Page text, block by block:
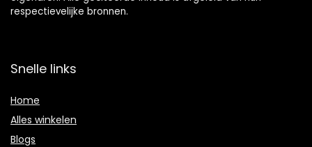
respectievelijke bronnen.
Snelle links
Home
Alles winkelen
Blogs